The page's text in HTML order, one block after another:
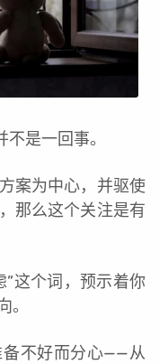
是一回事。
案为中心，并驱使
那么这个关注是有
这个词，预示着你
备不好而分心——从